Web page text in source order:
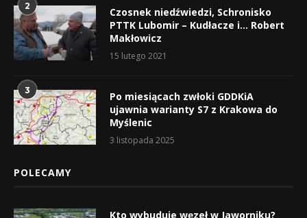
2
Czosnek niedźwiedzi, Schronisko
PTTK Lubomir – Kudłacze i… Robert
Makłowicz
15 lutego 2021
3
Po miesiącach zwłoki GDDKiA
ujawnia warianty S7 z Krakowa do
Myślenic
3 listopada 2025
POLECAMY
Kto wybuduje węzeł w Jaworniku?